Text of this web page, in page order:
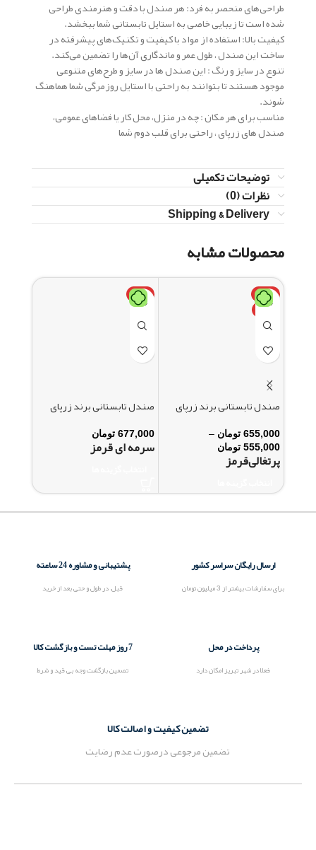
طراحی‌های منحصر به فرد: هر صندل با دقت و هنرمندی طراحی
شده است تا زیبایی خاصی به استایل تابستانی شما ببخشد.
کیفیت بالا: استفاده از مواد با کیفیت و تکنیک‌های پیشرفته در
ساخت این صندل ، طول عمر و ماندگاری آن‌ها را تضمین می‌کند.
تنوع در سایز و رنگ : این صندل ها در سایز و طرح‌های متنوعی
موجود هستند تا بتوانند به راحتی با استایل روزمرگی شما هماهنگ
شوند.
مناسب برای هر مکان : چه در منزل، محل کار یا فضاهای عمومی،
صندل های زرپای ، راحتی برای قلب دوم شما
توضیحات تکمیلی
نظرات (0)
Shipping & Delivery
محصولات مشابه
-15%
داغ
صندل تابستانی برند زرپای
655,000 تومان –
555,000 تومان
پرتغالیقرمز
داغ
صندل تابستانی برند زرپای
677,000 تومان
سرمه ای قرمز
ارسال رایگان سراسر کشور
برای سفارشات بیشتر از 3 میلیون تومان
پشتیبانی و مشاوره 24 ساعته
قبل، در طول و حتی بعد از خرید
پرداخت در محل
فعلا در شهر تبریز امکان دارد
7 روز مهلت تست و بازگشت کالا
تصمین بازگشت وجه بی قید و شرط
تضمین کیفیت و اصالت کالا
تضمین مرجوعی درصورت عدم رضایت